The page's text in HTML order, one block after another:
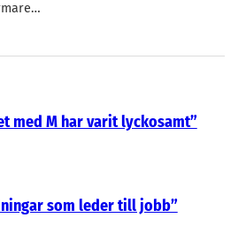
med M har varit lyckosamt”
som leder till jobb”